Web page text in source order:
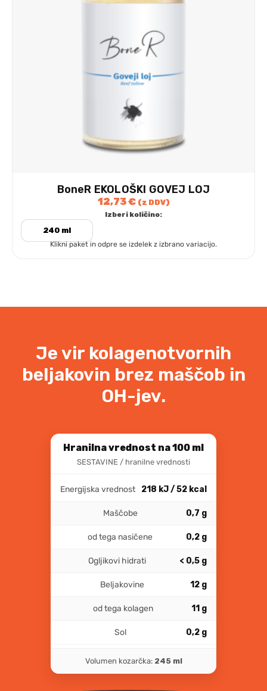
BoneR EKOLOŠKI GOVEJ LOJ
12,73€ (z DDV)
Izberi količino:
240 ml
Klikni paket in odpre se izdelek z izbrano variacijo.
Je vir kolagenotvornih
beljakovin brez maščob in
OH-jev.
Hranilna vrednost na 100 ml
SESTAVINE / hranilne vrednosti
Energijska vrednost 218 kJ / 52 kcal
Maščobe 0,7 g
od tega nasičene 0,2 g
Ogljikovi hidrati < 0,5 g
Beljakovine 12 g
od tega kolagen 11 g
Sol 0,2 g
Volumen kozarčka: 245 ml